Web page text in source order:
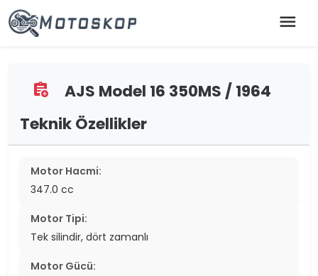
menu
assignment_add
AJS Model 16 350MS / 1964
Teknik Özellikler
Motor Hacmi:
347.0 cc
Motor Tipi:
Tek silindir, dört zamanlı
Motor Gücü: